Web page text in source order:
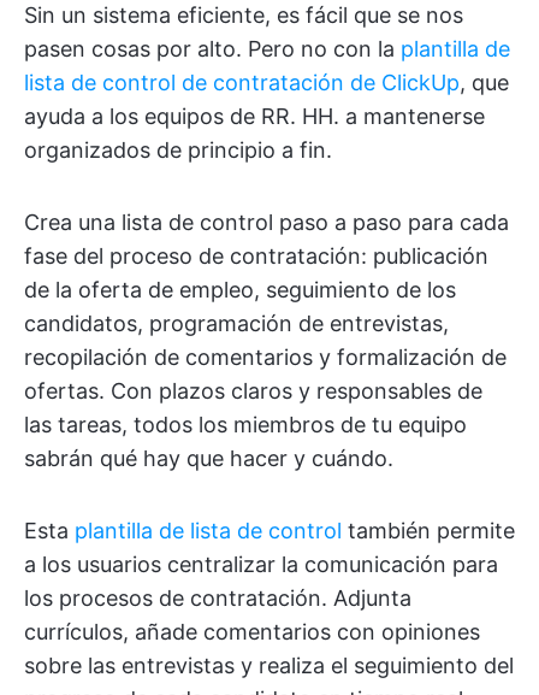
Sin un sistema eficiente, es fácil que se nos
pasen cosas por alto. Pero no con la plantilla de
lista de control de contratación de ClickUp, que
ayuda a los equipos de RR. HH. a mantenerse
organizados de principio a fin.
Crea una lista de control paso a paso para cada
fase del proceso de contratación: publicación
de la oferta de empleo, seguimiento de los
candidatos, programación de entrevistas,
recopilación de comentarios y formalización de
ofertas. Con plazos claros y responsables de
las tareas, todos los miembros de tu equipo
sabrán qué hay que hacer y cuándo.
Esta plantilla de lista de control también permite
a los usuarios centralizar la comunicación para
los procesos de contratación. Adjunta
currículos, añade comentarios con opiniones
sobre las entrevistas y realiza el seguimiento del